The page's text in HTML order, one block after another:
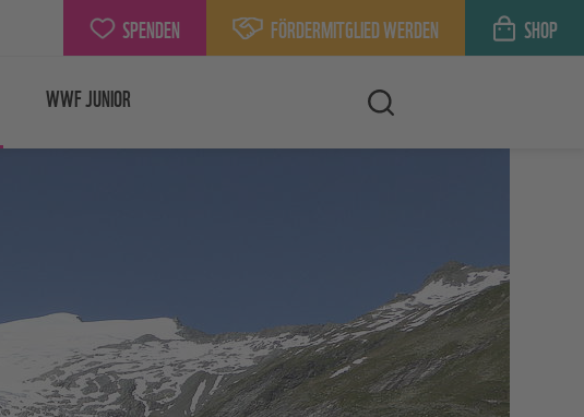
SPENDEN FÖRDERMITGLIED WERDEN SHOP
WWF JUNIOR